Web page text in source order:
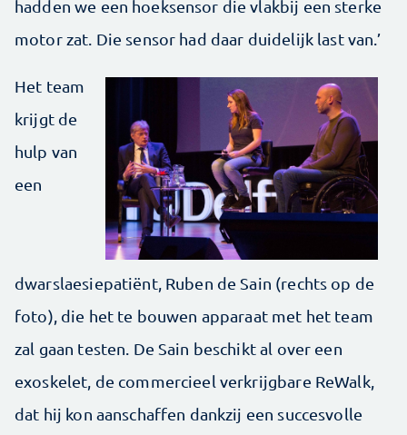
hadden we een hoeksensor die vlakbij een sterke
motor zat. Die sensor had daar duidelijk last van.’
Het team
krijgt de
hulp van
een
dwarslaesiepatiënt, Ruben de Sain (rechts op de
foto), die het te bouwen apparaat met het team
zal gaan testen. De Sain beschikt al over een
exoskelet, de commercieel verkrijgbare ReWalk,
dat hij kon aanschaffen dankzij een succesvolle